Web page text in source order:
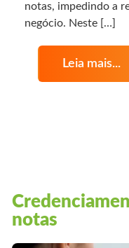
notas, impedindo a
negócio. Neste […]
Leia mais...
notas